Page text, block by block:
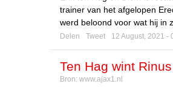
trainer van het afgelopen
werd beloond voor wat hij in
Delen Tweet 12 August, 2021 -
Ten Hag wint
Bron: www.ajax1.nl